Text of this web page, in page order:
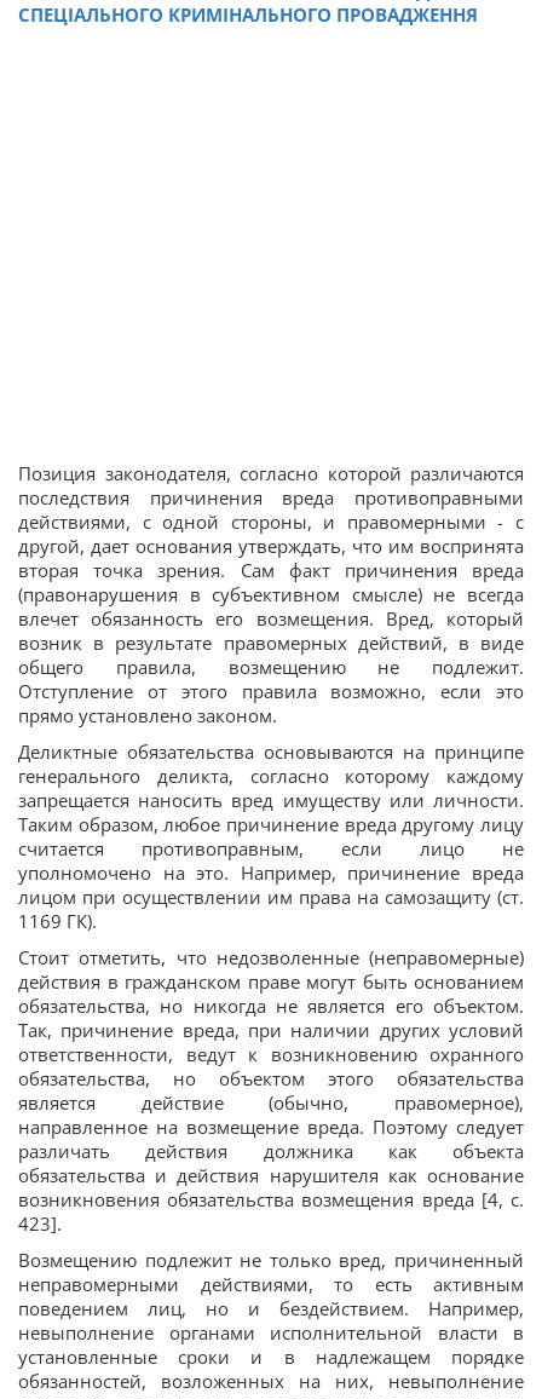
СПЕЦІАЛЬНОГО КРИМІНАЛЬНОГО ПРОВАДЖЕННЯ
Позиция законодателя, согласно которой различаются
последствия причинения вреда противоправными
действиями, с одной стороны, и правомерными - с
другой, дает основания утверждать, что им воспринята
вторая точка зрения. Сам факт причинения вреда
(правонарушения в субъективном смысле) не всегда
влечет обязанность его возмещения. Вред, который
возник в результате правомерных действий, в виде
общего правила, возмещению не подлежит.
Отступление от этого правила возможно, если это
прямо установлено законом.
Деликтные обязательства основываются на принципе
генерального деликта, согласно которому каждому
запрещается наносить вред имуществу или личности.
Таким образом, любое причинение вреда другому лицу
считается противоправным, если лицо не
уполномочено на это. Например, причинение вреда
лицом при осуществлении им права на самозащиту (ст.
1169 ГК).
Стоит отметить, что недозволенные (неправомерные)
действия в гражданском праве могут быть основанием
обязательства, но никогда не является его объектом.
Так, причинение вреда, при наличии других условий
ответственности, ведут к возникновению охранного
обязательства, но объектом этого обязательства
является действие (обычно, правомерное),
направленное на возмещение вреда. Поэтому следует
различать действия должника как объекта
обязательства и действия нарушителя как основание
возникновения обязательства возмещения вреда [4, с.
423].
Возмещению подлежит не только вред, причиненный
неправомерными действиями, то есть активным
поведением лиц, но и бездействием. Например,
невыполнение органами исполнительной власти в
установленные сроки и в надлежащем порядке
обязанностей, возложенных на них, невыполнение